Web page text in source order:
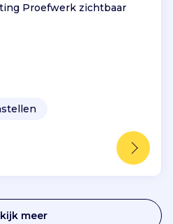
Proefwerk zichtbaar
meer